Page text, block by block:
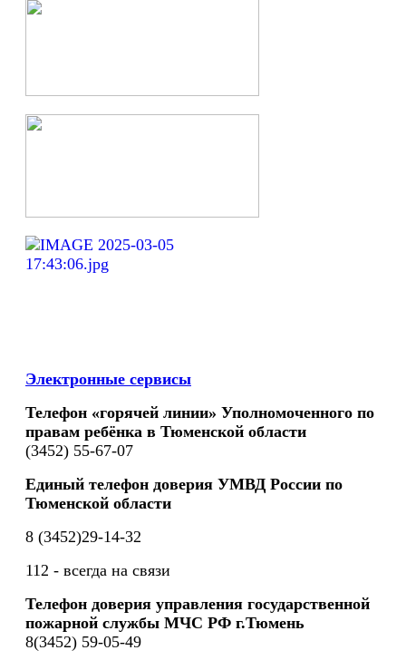
Электронные сервисы
Телефон «горячей линии» Уполномоченного по
правам ребёнка в Тюменской области
(3452) 55-67-07
Единый телефон доверия УМВД России по
Тюменской области
8 (3452)29-14-32
112 - всегда на связи
Телефон доверия управления государственной
пожарной службы МЧС РФ г.Тюмень
8(3452) 59-05-49